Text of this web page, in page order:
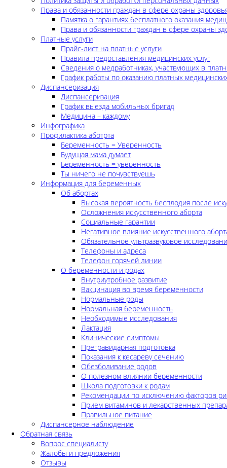
Права и обязанности граждан в сфере охраны
Памятка о гарантиях бесплатного оказания
Права и обязанности граждан в сфере охраны
Платные услуги
Прайс-лист на платные услуги
Правила предоставления медицинских услуг
Сведения о медработниках, участвующих в
График работы по оказанию платных
Диспансеризация
Диспансеризация
График выезда мобильных бригад
Медицина – каждому
Инфографика
Профилактика аботрта
Беременность = Уверенность
Будущая мама думает
Беременность = уверенность
Ты ничего не почувствуешь
Информация для беременных
Об абортах
Высокая вероятность бесплодия после
Осложнения искусственного аборта
Социальные гарантии
Негативное влияние искусственного
Обязательное ультразвуковое
Телефоны и адреса
Телефон горячей линии
О беременности и родах
Внутриутробное развитие
Вакцинация во время беременности
Нормальные роды
Нормальная беременность
Необходимые исследования
Лактация
Клинические симптомы
Прегравидарная подготовка
Показания к кесареву сечению
Обезболивание родов
О полезном влиянии беременности
Школа подготовки к родам
Рекомендации по исключению факторов
Прием витаминов и лекарственных
Правильное питание
Диспансерное наблюдение
Обратная связь
Вопрос специалисту
Жалобы и предложения
Отзывы